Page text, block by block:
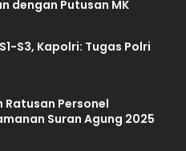
dengan Putusan MK
S3, Kapolri: Tugas Polri
Personel
Suran Agung 2025